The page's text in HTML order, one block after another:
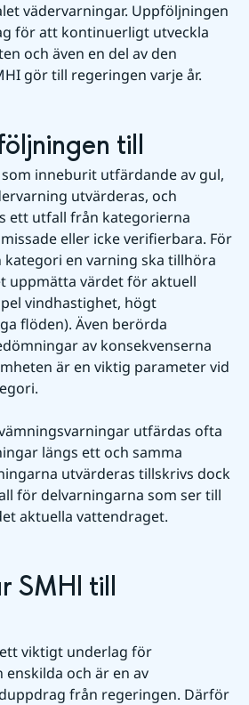
vädervarningar. Uppföljningen
för att kontinuerligt utveckla
och även en del av den
gör till regeringen varje år.
till
inneburit utfärdande av gul,
utvärderas, och
ett utfall från kategorierna
eller icke verifierbara. För
en varning ska tillhöra
uppmätta värdet för aktuell
vindhastighet, högt
flöden). Även berörda
av konsekvenserna
är en viktig parameter vid
utfärdas ofta
längs ett och samma
utvärderas tillskrivs dock
för delvarningarna som ser till
aktuella vattendraget.
SMHI till
viktigt underlag för
och är en av
från regeringen. Därför